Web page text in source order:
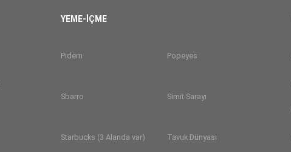
YEME-İÇME
Pidem Popeyes
Sbarro Simit Sarayı
Starbucks (3 Alanda var) Tavuk Dünyası